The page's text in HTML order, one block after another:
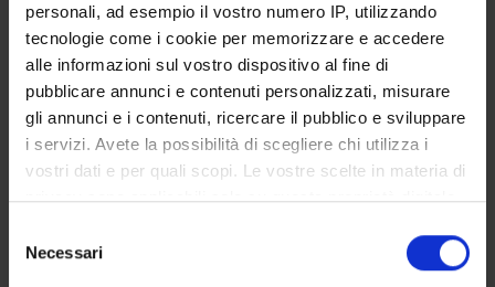
personali, ad esempio il vostro numero IP, utilizzando
tecnologie come i cookie per memorizzare e accedere
alle informazioni sul vostro dispositivo al fine di
pubblicare annunci e contenuti personalizzati, misurare
gli annunci e i contenuti, ricercare il pubblico e sviluppare
i servizi. Avete la possibilità di scegliere chi utilizza i
vostri dati e per quali scopi. Le vostre scelte in materia di
privacy sono applicabili solo su questa proprietà digitale
modificare o revocare il proprio consenso in qualsiasi
momento dalla Dichiarazione sui cookie o facendo clic
delNecessari
Temporary Assistant Professor
RESEARCH AREAS INVOLVED IN THE PROJECT
Sicurezza informatica
Formal methods and theory of security